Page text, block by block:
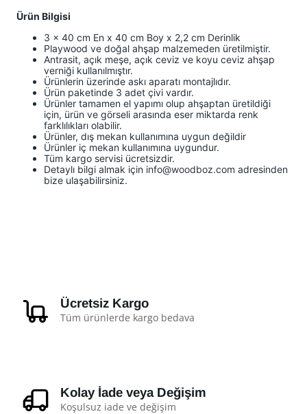
Ürün Bilgisi
3 x 40 cm En x 40 cm Boy x 2,2 cm Derinlik
Playwood ve doğal ahşap malzemeden üretilmiştir.
Antrasit, açık meşe, açık ceviz ve koyu ceviz ahşap
verniği kullanılmıştır.
Ürünlerin üzerinde askı aparatı montajlıdır.
Ürün paketinde 3 adet çivi vardır.
Ürünler tamamen el yapımı olup ahşaptan üretildiği
için, ürün ve görseli arasında eser miktarda renk
farklılıkları olabilir.
Ürünler, dış mekan kullanımına uygun değildir
Ürünler iç mekan kullanımına uygundur.
Tüm kargo servisi ücretsizdir.
Detaylı bilgi almak için info@woodboz.com adresinden
bize ulaşabilirsiniz.
Ücretsiz Kargo
Tüm ürünlerde kargo bedava
Kolay İade veya Değişim
Koşulsuz iade ve değişim